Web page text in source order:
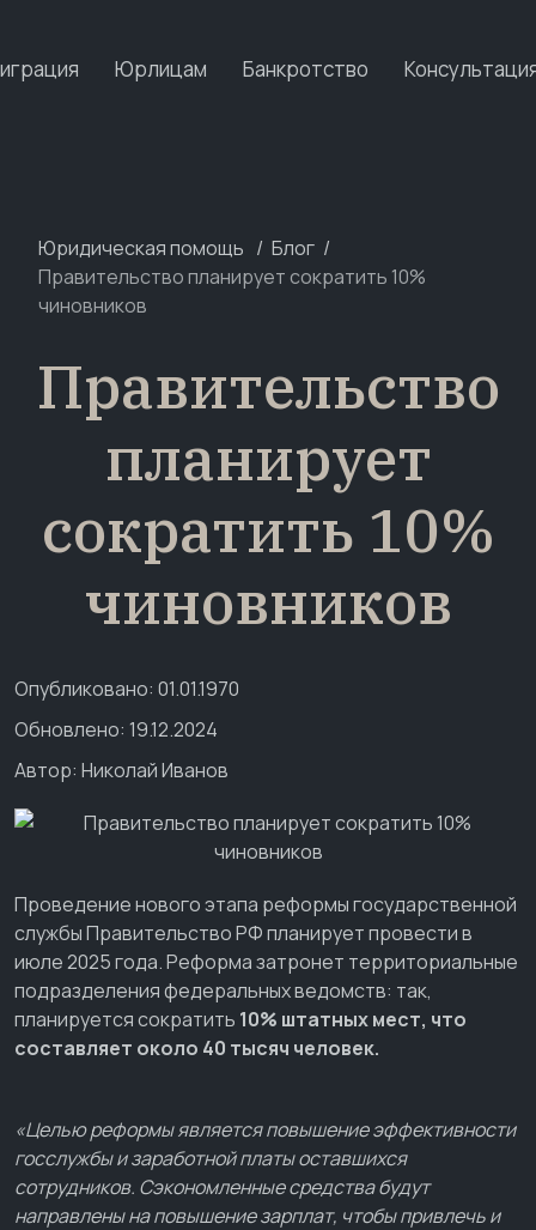
Юрлицам Банкротство
Юридическая помощь
Блог
Правительство планирует сократить 10%
чиновников
Правительство
планирует
сократить 10%
чиновников
Опубликовано: 01.01.1970
Обновлено: 19.12.2024
Автор: Николай Иванов
Проведение нового этапа реформы государственной
службы Правительство РФ планирует провести в
июле 2025 года. Реформа затронет территориальные
подразделения федеральных ведомств: так,
планируется сократить 10% штатных мест, что
составляет около 40 тысяч человек.
«Целью реформы является повышение эффективности
госслужбы и заработной платы оставшихся
сотрудников. Сэкономленные средства будут
направлены на повышение зарплат, чтобы привлечь и